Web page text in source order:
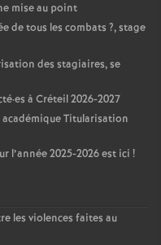
mise au point
de tous les combats ?, stage
des stagiaires, se
·es à Créteil 2026-2027
Titularisation
l’année 2025-2026 est ici !
les violences faites au